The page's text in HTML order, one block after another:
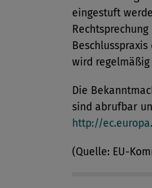
eingestuft
wird
Die
sind abrufbar
http://
(Quelle: EU-